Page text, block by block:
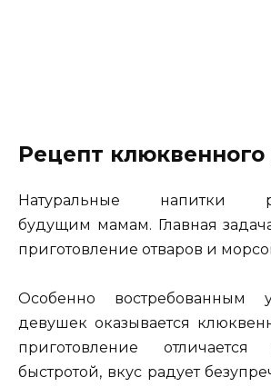
Рецепт клюквенного
Натуральные напитки
будущим мамам. Главная
приготовление отваров и
Особенно востребованным
девушек оказывается
приготовление
быстротой, вкус радует